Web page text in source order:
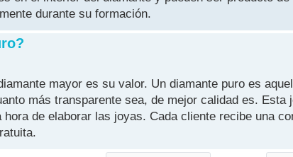
durante su formación.
mayor es su valor. Un diamante puro es
más transparente sea, de mejor calidad es. Esta
de elaborar las joyas. Cada cliente recibe una